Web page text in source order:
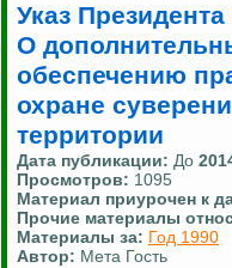
Указ
О
обеспечению
охране
территории
Дата публикации: До
Просмотров: 1095
Материал приурочен к
Прочие материалы
Материалы за: Год 1990
Автор: Мета Гость